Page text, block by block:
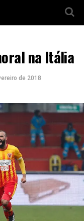
na Itália
de 2018